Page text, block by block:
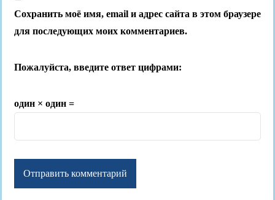
Сохранить моё имя, email и адрес сайта в этом браузере
для последующих моих комментариев.
Пожалуйста, введите ответ цифрами:
один × один =